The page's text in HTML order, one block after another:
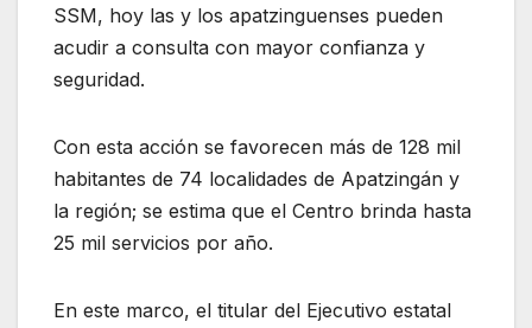
SSM, hoy las y los apatzinguenses pueden
acudir a consulta con mayor confianza y
seguridad.
Con esta acción se favorecen más de 128 mil
habitantes de 74 localidades de Apatzingán y
la región; se estima que el Centro brinda hasta
25 mil servicios por año.
En este marco, el titular del Ejecutivo estatal